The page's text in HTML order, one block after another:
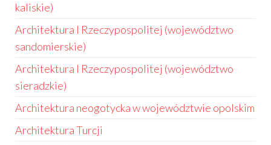
kaliskie)
Architektura I Rzeczypospolitej (województwo
sandomierskie)
Architektura I Rzeczypospolitej (województwo
sieradzkie)
Architektura neogotycka w województwie opolskim
Architektura Turcji